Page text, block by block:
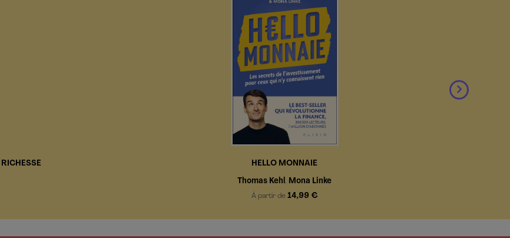
HELLO MONNAIE
Thomas Kehl , Mona Linke
À partir de 14,99 €